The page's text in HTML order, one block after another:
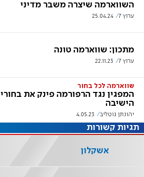
השווארמה שיצרה משבר מדיני
ערוץ 7 25.04.24
מתכון: שווארמה טונה
ערוץ 7 22.11.23
שווארמה לכל בחור
המפגין נגד הרפורמה פינק את בחורי
הישיבה
יהונתן גוטליב 4.05.23
תגיות קשורות
אשקלון